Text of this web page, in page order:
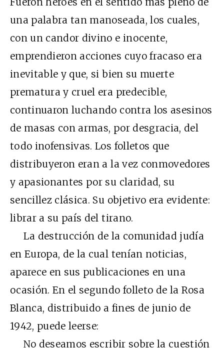
una palabra tan manoseada, los cuales,
con un candor divino e inocente,
emprendieron acciones cuyo fracaso era
inevitable y que, si bien su muerte
prematura y cruel era predecible,
continuaron luchando contra los asesinos
de masas con armas, por desgracia, del
todo inofensivas. Los folletos que
distribuyeron eran a la vez conmovedores
y apasionantes por su claridad, su
sencillez clásica. Su objetivo era evidente:
librar a su país del tirano.
La destrucción de la comunidad judía
en Europa, de la cual tenían noticias,
aparece en sus publicaciones en una
ocasión. En el segundo folleto de la Rosa
Blanca, distribuido a fines de junio de
1942, puede leerse:
No deseamos escribir sobre la cuestión